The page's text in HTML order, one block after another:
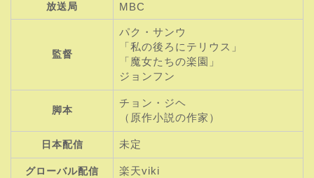
放送局 MBC
監督
パク・サンウ
「私の後ろにテリウス」
「魔女たちの楽園」
ジョンフン
脚本
チョン・ジヘ
（原作小説の作家）
日本配信 未定
グローバル配信 楽天viki